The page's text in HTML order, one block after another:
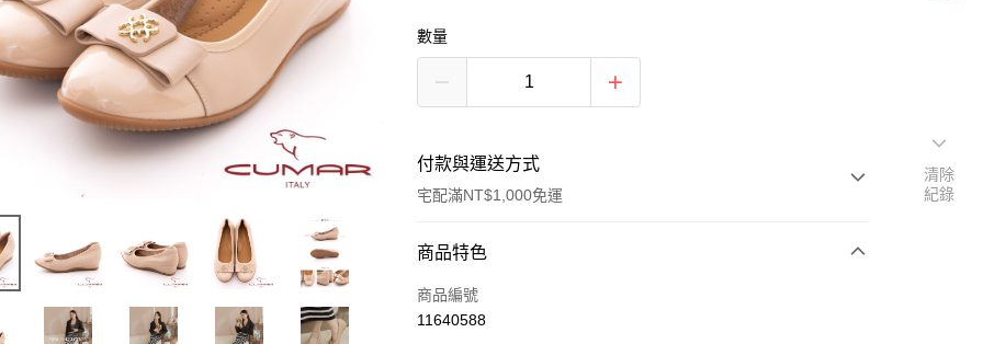
數量
付款與運送方式
宅配滿NT$1,000免運
付款方式
信用卡一次付款
商品特色
商品編號
11640588
清除
紀錄